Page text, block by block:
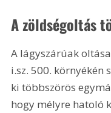
A zöldségoltás
A lágyszárúak
i.sz. 500.
ki többszörös
hogy mélyre hatoló